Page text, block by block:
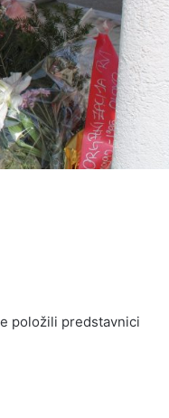
položili predstavnici